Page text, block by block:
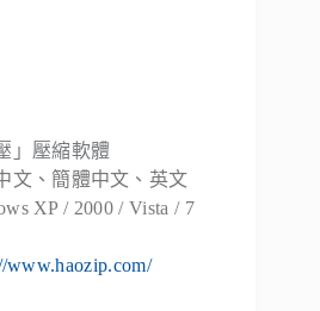
」壓縮軟體
文、簡體中文、英文
XP / 2000 / Vista / 7
www.haozip.com/